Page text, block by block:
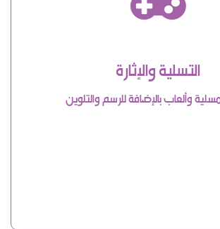
التسلية والإثارة
وألعاب بالإضافة للرسم والتلوين